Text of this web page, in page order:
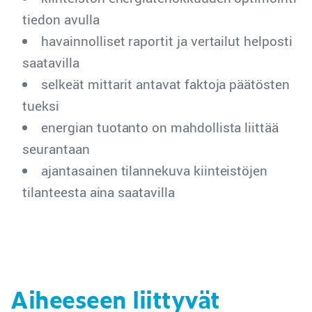
tiedon avulla
havainnolliset raportit ja vertailut helposti
saatavilla
selkeät mittarit antavat faktoja päätösten
tueksi
energian tuotanto on mahdollista liittää
seurantaan
ajantasainen tilannekuva kiinteistöjen
tilanteesta aina saatavilla
Aiheeseen liittyvät